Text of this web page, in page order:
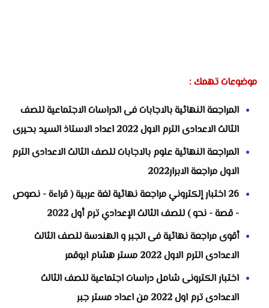
موضوعات تهمك :
المراجعة النهائية بالاجابات فى الدراسات الاجتماعية للصف
الثالث الاعدادى الترم الاول 2022 اعداد الاستاذ السيد بحيرى
المراجعة النهائية علوم بالاجابات للصف الثالث الاعدادى الترم
الاول مراجعة الابرار2022
26 اختبار إلكتروني مراجعة نهائية لغة عربية ( قراءة - نصوص
- قصة - نحو ) للصف الثالث الإعدادي ترم أول 2022
أقوى مراجعة نهائية فى الجبر و الهندسة للصف الثالث
الاعدادى الترم الاول 2022 مستر هشام ابوقمر
اختبار الكترونى شامل دراسات اجتماعية للصف الثالث
الاعدادى ترم اول 2022 من اعداد مستر جبر